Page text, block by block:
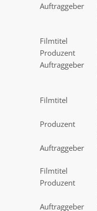
Auftraggeber
Filmtitel
Produzent
Auftraggeber
Filmtitel
Produzent
Auftraggeber
Filmtitel
Produzent
Auftraggeber